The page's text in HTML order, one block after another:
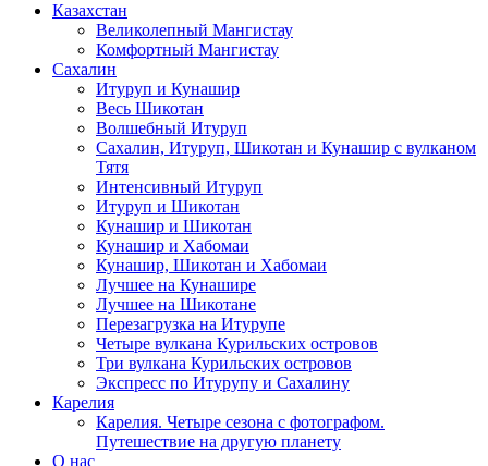
Казахстан
Великолепный Мангистау
Комфортный Мангистау
Сахалин
Итуруп и Кунашир
Весь Шикотан
Волшебный Итуруп
Сахалин, Итуруп, Шикотан и Кунашир с вулканом
Тятя
Интенсивный Итуруп
Итуруп и Шикотан
Кунашир и Шикотан
Кунашир и Хабомаи
Кунашир, Шикотан и Хабомаи
Лучшее на Кунашире
Лучшее на Шикотане
Перезагрузка на Итурупе
Четыре вулкана Курильских островов
Три вулкана Курильских островов
Экспресс по Итурупу и Сахалину
Карелия
Карелия. Четыре сезона с фотографом.
Путешествие на другую планету
О нас